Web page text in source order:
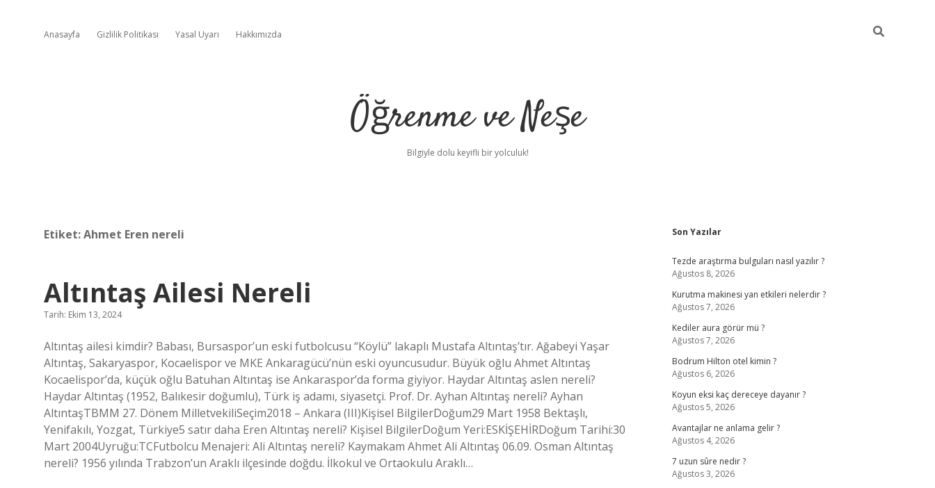
Anasayfa Gizlilik Politikası Yasal Uyarı Hakkımızda
Öğrenme ve Neşe
Bilgiyle dolu keyifli bir yolculuk!
Etiket:Ahmet Eren nereli
Altıntaş Ailesi Nereli
Tarih: Ekim 13, 2024
Altıntaş ailesi kimdir? Babası, Bursaspor’un eski futbolcusu “Köylü” lakaplı Mustafa Altıntaş’tır. Ağabeyi Yaşar
Altıntaş, Sakaryaspor, Kocaelispor ve MKE Ankaragücü’nün eski oyuncusudur. Büyük oğlu Ahmet Altıntaş
Kocaelispor’da, küçük oğlu Batuhan Altıntaş ise Ankaraspor’da forma giyiyor. Haydar Altıntaş aslen nereli?
Haydar Altıntaş (1952, Balıkesir doğumlu), Türk iş adamı, siyasetçi. Prof. Dr. Ayhan Altıntaş nereli? Ayhan
AltıntaşTBMM 27. Dönem MilletvekiliSeçim2018 – Ankara (III)Kişisel BilgilerDoğum29 Mart 1958 Bektaşlı,
Yenifakılı, Yozgat, Türkiye5 satır daha Eren Altıntaş nereli? Kişisel BilgilerDoğum Yeri:ESKİŞEHİRDoğum Tarihi:30
Mart 2004Uyruğu:TCFutbolcu Menajeri: Ali Altıntaş nereli? Kaymakam Ahmet Ali Altıntaş 06.09. Osman Altıntaş
nereli? 1956 yılında Trabzon’un Araklı ilçesinde doğdu. İlkokul ve Ortaokulu Araklı…
Sidebar
Son Yazılar
Tezde araştırma bulguları nasıl yazılır ?
Ağustos 8, 2026
Kurutma makinesi yan etkileri nelerdir ?
Ağustos 7, 2026
Kediler aura görür mü ?
Ağustos 7, 2026
Bodrum Hilton otel kimin ?
Ağustos 6, 2026
Koyun eksi kaç dereceye dayanır ?
Ağustos 5, 2026
Avantajlar ne anlama gelir ?
Ağustos 4, 2026
7 uzun sûre nedir ?
Ağustos 3, 2026
ilbetbetcipiabellacasino sitesi